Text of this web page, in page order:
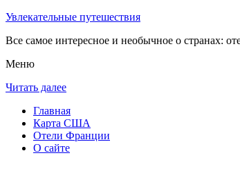
Увлекательные путешествия
Все самое интересное и необычное о странах:
Меню
Читать далее
Главная
Карта США
Отели Франции
О сайте